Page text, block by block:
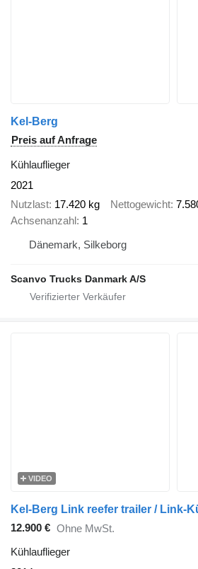
Kel-Berg
Preis auf Anfrage
Kühlauflieger
2021
Nutzlast 17.420 kg Nettogewicht
Achsenanzahl 1
Dänemark, Silkeborg
Scanvo Trucks Danmark A/S
VIDEO
Kel-Berg Link reefer trailer / Link-
12.900 € Ohne MwSt.
Kühlauflieger